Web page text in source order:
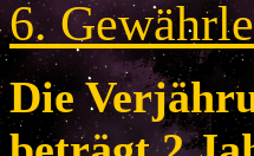
6.
Die